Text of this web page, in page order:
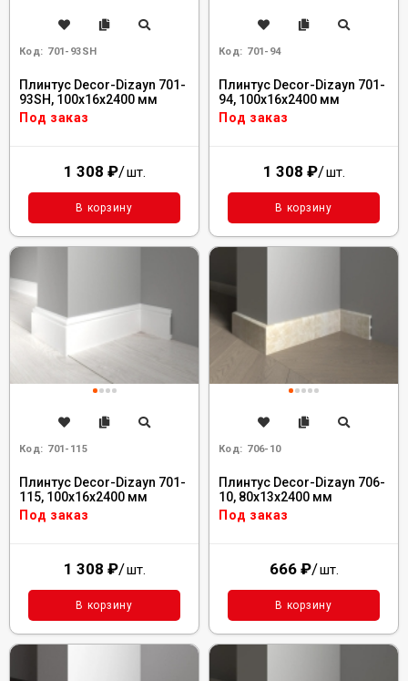
Код: 701-93SH
Плинтус Decor-Dizayn 701-
93SH, 100x16x2400 мм
Под заказ
1 308 ₽/шт.
В корзину
Код: 701-94
Плинтус Decor-Dizayn 701-
94, 100x16x2400 мм
Под заказ
1 308 ₽/шт.
В корзину
Код: 701-115
Плинтус Decor-Dizayn 701-
115, 100x16x2400 мм
Под заказ
1 308 ₽/шт.
В корзину
Код: 706-10
Плинтус Decor-Dizayn 706-
10, 80x13x2400 мм
Под заказ
666 ₽/шт.
В корзину